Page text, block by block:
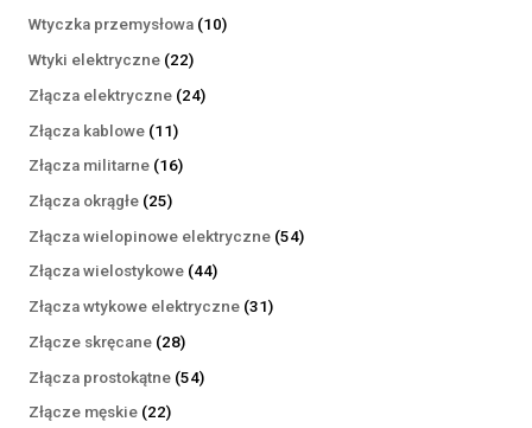
produktów
Wtyczka przemysłowa 1010
Wtyki elektryczne 2222
produkty
Złącza elektryczne 2424
Złącza kablowe 1111
produktów
Złącza militarne 1616
Złącza okrągłe 2525
produktów
Złącza wielopinowe elektryczne 5454
Złącza wielostykowe 4444
produkty
Złącza wtykowe elektryczne 3131
Złącze skręcane 2828
produktów
Złącza prostokątne 5454
Złącze męskie 2222